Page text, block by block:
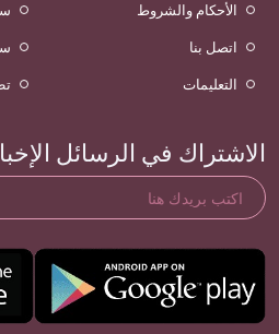
الأحكام والشروط
اتصل بنا
التعليمات
الاشتراك في الرسائل